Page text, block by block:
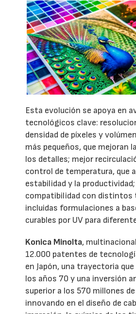
Esta evolución se apoya en
tecnológicos clave:
densidad de píxeles y
más pequeños, que mejoran
los detalles; mejor
control de temperatura, que
estabilidad y la
compatibilidad con distintos
incluidas formulaciones a
curables por UV para
Konica Minolta,
12.000 patentes de
en Japón, una trayectoria
los años 70 y una inversión
superior a los 570 millones
innovando en el diseño de